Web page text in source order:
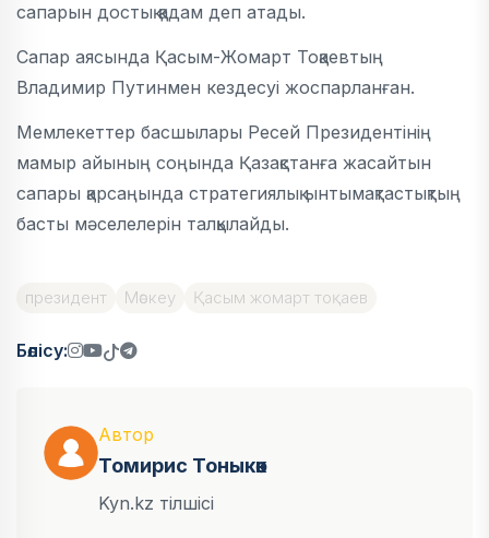
сапарын достық қадам деп атады.
Сапар аясында Қасым-Жомарт Тоқаевтың
Владимир Путинмен кездесуі жоспарланған.
Мемлекеттер басшылары Ресей Президентінің
мамыр айының соңында Қазақстанға жасайтын
сапары қарсаңында стратегиялық ынтымақтастықтың
басты мәселелерін талқылайды.
президент Мәскеу Қасым жомарт тоқаев
Бөлісу:
Автор
Томирис Тоныкөк
Kyn.kz тілшісі